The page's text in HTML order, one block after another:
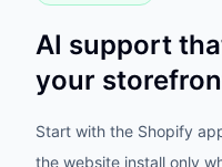
AI support
your
Start with the Shopify
the website install only